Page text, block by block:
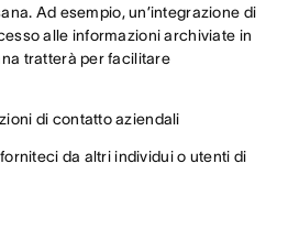
Ad esempio, un’integrazione di
alle informazioni archiviate in
tratterà per facilitare
di contatto aziendali
da altri individui o utenti di